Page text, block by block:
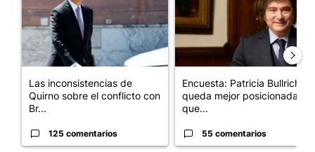
Las inconsistencias de
Quirno sobre el conflicto con
Br...
125 comentarios
Encuesta: Patricia Bullrich
queda mejor posicionada
que...
55 comentarios